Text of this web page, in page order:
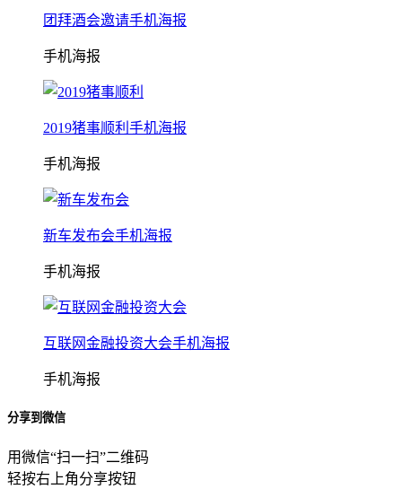
团拜酒会邀请手机海报
手机海报
2019猪事顺利手机海报
手机海报
新车发布会手机海报
手机海报
互联网金融投资大会手机海报
手机海报
分享到微信
用微信“扫一扫”二维码
轻按右上角分享按钮